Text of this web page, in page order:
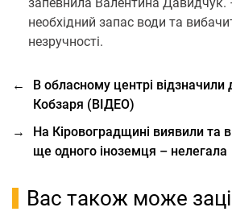
необхідний запас води та
незручності.
←
В обласному центрі
Кобзаря (ВІДЕО)
→
На Кіровоградщині виявили та
ще одного іноземця – нелегала
Вас також може